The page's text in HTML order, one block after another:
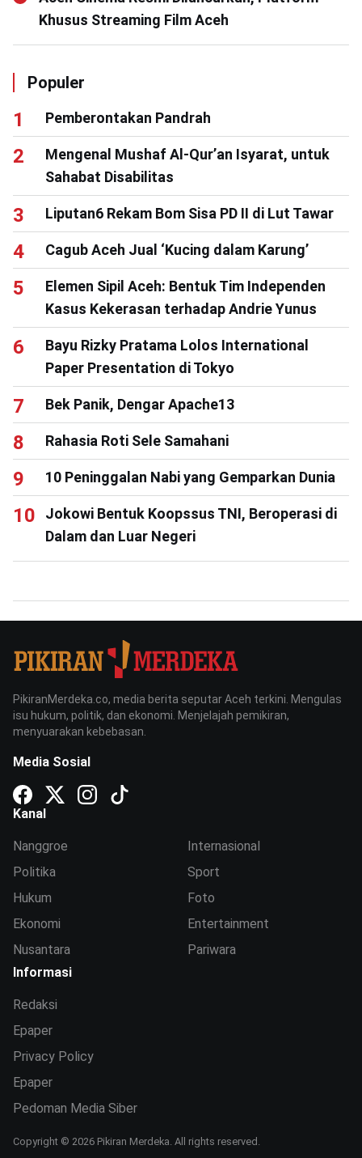
Khusus Streaming Film Aceh
Populer
Pemberontakan Pandrah
Mengenal Mushaf Al-Qur’an Isyarat, untuk
Sahabat Disabilitas
Liputan6 Rekam Bom Sisa PD II di Lut Tawar
Cagub Aceh Jual ‘Kucing dalam Karung’
Elemen Sipil Aceh: Bentuk Tim Independen
Kasus Kekerasan terhadap Andrie Yunus
Bayu Rizky Pratama Lolos International
Paper Presentation di Tokyo
Bek Panik, Dengar Apache13
Rahasia Roti Sele Samahani
10 Peninggalan Nabi yang Gemparkan Dunia
Jokowi Bentuk Koopssus TNI, Beroperasi di
Dalam dan Luar Negeri
PikiranMerdeka.co, media berita seputar Aceh terkini. Mengulas
isu hukum, politik, dan ekonomi. Menjelajah pemikiran,
menyuarakan kebebasan.
Media Sosial
Kanal
Nanggroe
Politika
Hukum
Ekonomi
Nusantara
Internasional
Sport
Foto
Entertainment
Pariwara
Informasi
Redaksi
Epaper
Privacy Policy
Epaper
Pedoman Media Siber
Copyright © 2026 Pikiran Merdeka. All rights reserved.